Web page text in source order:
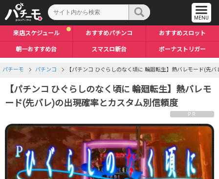
来店スケジュール おすすめパチンコ おすすめスロット
朝一おすすめ台 スマスロ新台 ボーナストリガー
パチーモ パチンコ 【パチンコ ひぐらしのなく頃に 輪廻転生】熱バレモード(先
【パチンコ ひぐらしのなく頃に 輪廻転生】熱バレモ
ード(先バレ)の出現確率とカスタム別信頼度
PR